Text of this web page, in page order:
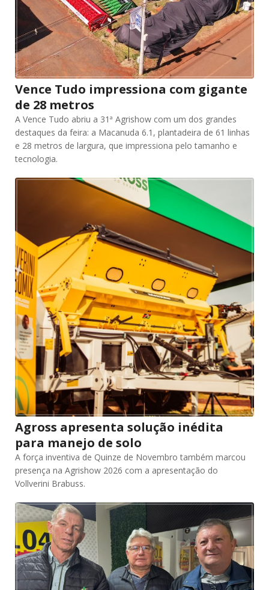
Vence Tudo impressiona com gigante
de 28 metros
A Vence Tudo abriu a 31ª Agrishow com um dos grandes
destaques da feira: a Macanuda 6.1, plantadeira de 61 linhas
e 28 metros de largura, que impressiona pelo tamanho e
tecnologia.
Agross apresenta solução inédita
para manejo de solo
A força inventiva de Quinze de Novembro também marcou
presença na Agrishow 2026 com a apresentação do
Vollverini Brabuss.